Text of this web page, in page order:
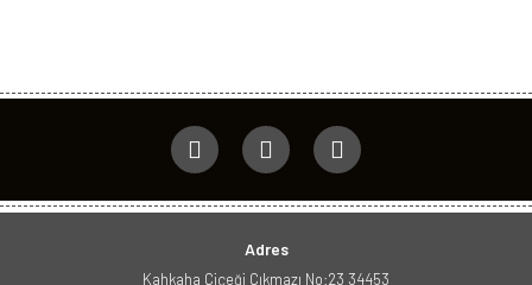
Adres
Kahkaha Çiçeği Çıkmazı No:23 34453